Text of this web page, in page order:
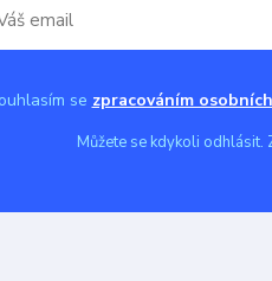
se zpracováním
Můžete se kdykoli odhlásit.